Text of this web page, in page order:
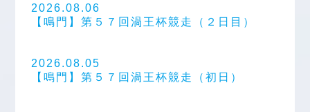
2026.08.06
【鳴門】第５７回渦王杯競走（２日目）
2026.08.05
【鳴門】第５７回渦王杯競走（初日）